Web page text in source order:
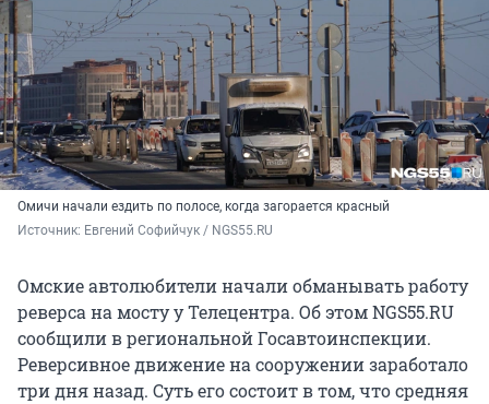
Омичи начали ездить по полосе, когда загорается красный
Источник: Евгений Софийчук / NGS55.RU
Омские автолюбители начали обманывать работу
реверса на мосту у Телецентра. Об этом NGS55.RU
сообщили в региональной Госавтоинспекции.
Реверсивное движение на сооружении заработало
три дня назад. Суть его состоит в том, что средняя